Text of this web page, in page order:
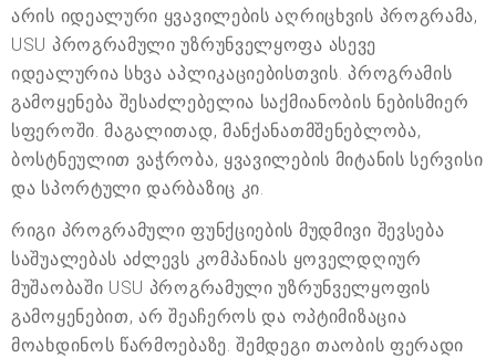
არის იდეალური ყვავილების აღრიცხვის პროგრამა,
USU პროგრამული უზრუნველყოფა ასევე
იდეალურია სხვა აპლიკაციებისთვის. პროგრამის
გამოყენება შესაძლებელია საქმიანობის ნებისმიერ
სფეროში. მაგალითად, მანქანათმშენებლობა,
ბოსტნეულით ვაჭრობა, ყვავილების მიტანის სერვისი
და სპორტული დარბაზიც კი.
რიგი პროგრამული ფუნქციების მუდმივი შევსება
საშუალებას აძლევს კომპანიას ყოველდღიურ
მუშაობაში USU პროგრამული უზრუნველყოფის
გამოყენებით, არ შეაჩეროს და ოპტიმიზაცია
მოახდინოს წარმოებაზე. შემდეგი თაობის ფერადი